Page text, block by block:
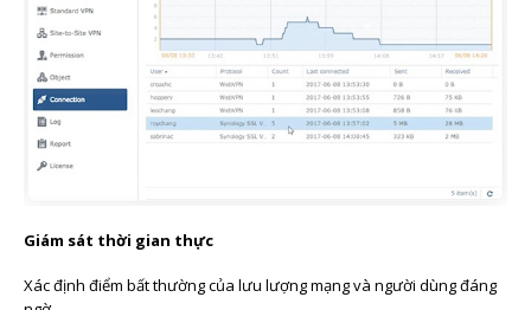
Giám sát thời gian thực
Xác định điểm bất thường của lưu lượng mạng và người dùng đáng